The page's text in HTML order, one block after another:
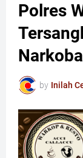
Polres
Narkoba
by Inilah